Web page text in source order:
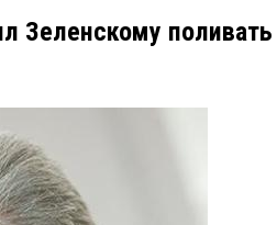
Зеленскому